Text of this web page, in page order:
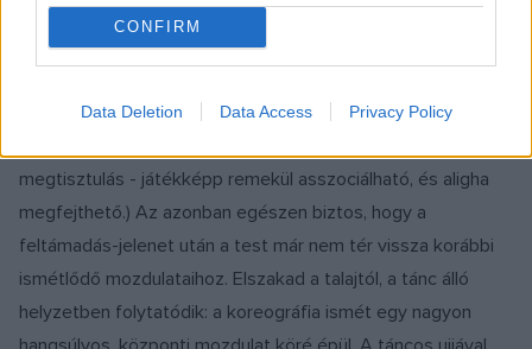
CONFIRM
Data Deletion Data Access Privacy Policy
variáció komponálható rá). A sír-jelenet után a
reinkarnálódott testből (lélekből?), pontosabban a ruhaujjból,
tengermorajlás az aláfestés. (Porból lettünk, porhüvely, por
megtisztulás - játékképp remekül asszociálható, és aligha
megfejthető.) Az azonban egészen biztos, hogy a
feltámadás-jelenet után a test már nem tér vissza korábbi
ismétlődő mozdulataihoz. Elszakad a talajtól, a tánc álló
helyzetben folytatódik: a koreográfia ismét egy nagyon